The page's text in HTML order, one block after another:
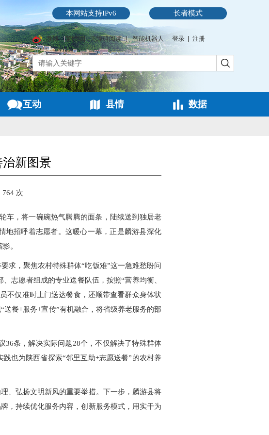
本网站支持IPv6 长者模式
微博 繁體版 无障碍阅读 智能机器人 登录 注册
互动 县情 数据
新图景
764 次
车，将一碗碗热气腾腾的面条，陆续送到独居老
地招呼着志愿者。这暖心一幕，正是麟游县深化
。
求，聚焦农村特殊群体“吃饭难”这一急难愁盼问
志愿者组成的专业送餐队伍，按照“营养均衡、
不仅准时上门送达餐食，还顺带查看群众身体状
餐+服务+宣传”有机融合，将省级养老服务的部
36条，解决实际问题28个，不仅解决了特殊群体
也为陕西省探索“邻里互助+志愿送餐”的农村养
、弘扬文明新风的重要举措。下一步，麟游县将
，持续优化服务内容，创新服务模式，用实干为